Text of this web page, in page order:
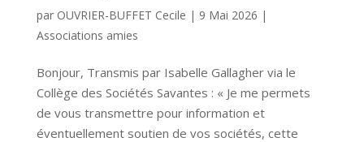
par OUVRIER-BUFFET Cecile | 9 Mai 2026 |
Associations amies
Bonjour, Transmis par Isabelle Gallagher via le
Collège des Sociétés Savantes : « Je me permets
de vous transmettre pour information et
éventuellement soutien de vos sociétés, cette